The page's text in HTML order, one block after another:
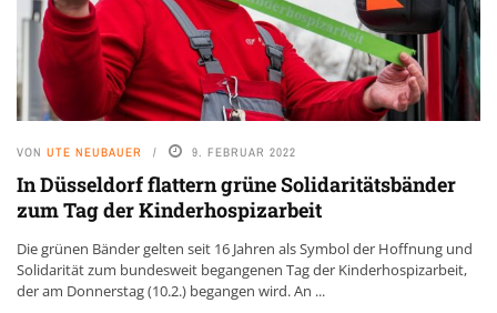
VON UTE NEUBAUER 9. FEBRUAR 2022
In Düsseldorf flattern grüne Solidaritätsbänder
zum Tag der Kinderhospizarbeit
Die grünen Bänder gelten seit 16 Jahren als Symbol der Hoffnung und
Solidarität zum bundesweit begangenen Tag der Kinderhospizarbeit,
der am Donnerstag (10.2.) begangen wird. An ...